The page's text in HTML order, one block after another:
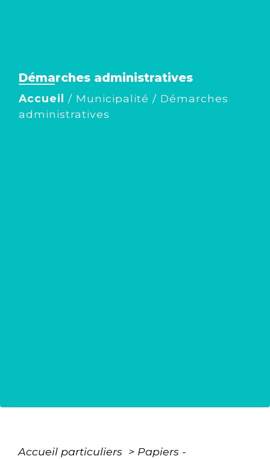
Démarches administratives
Accueil / Municipalité / Démarches
administratives
Accueil particuliers > Papiers -